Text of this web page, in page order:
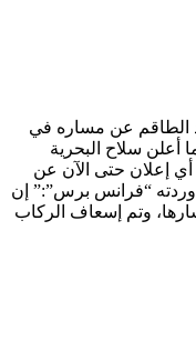
من أفراد الطاقم عن مساره في
أعلن سلاح البحرية
إعلان حتى الآن عن
“فرانس برس”:” إن
وتم إسعاف الركاب